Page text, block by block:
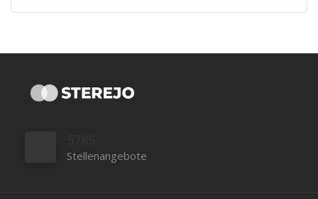
Stellenangebote